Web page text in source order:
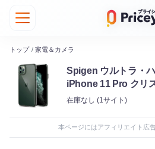
トップ / 家電＆カメラ
Spigen ウルトラ・
iPhone 11 Pro クリ
ピゲン
在庫なし (1サイト)
本ページにはアフィリエイト広